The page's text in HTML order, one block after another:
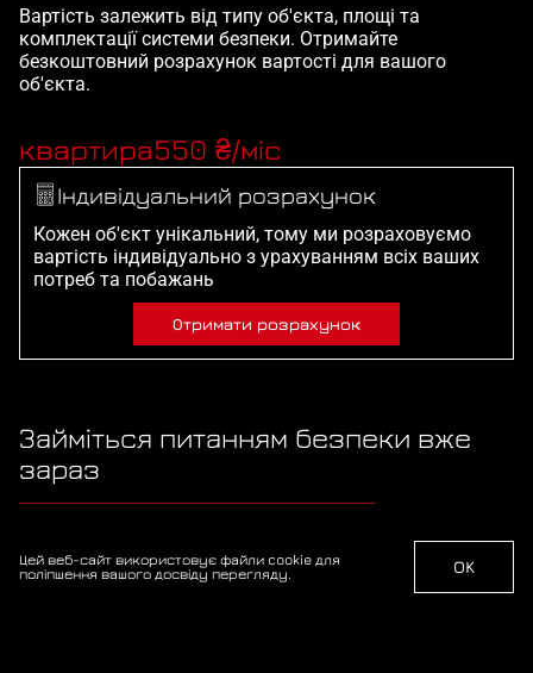
Вартість залежить від типу об'єкта, площі та
комплектації системи безпеки. Отримайте
безкоштовний розрахунок вартості для вашого
об'єкта.
квартира550 ₴/міс
Індивідуальний розрахунок
Кожен об'єкт унікальний, тому ми розраховуємо
вартість індивідуально з урахуванням всіх ваших
потреб та побажань
Отримати розрахунок
Займіться питанням безпеки вже
зараз
консультацію безкоштовно
Цей веб-сайт використовує файли cookie для
поліпшення вашого досвіду перегляду.
OK